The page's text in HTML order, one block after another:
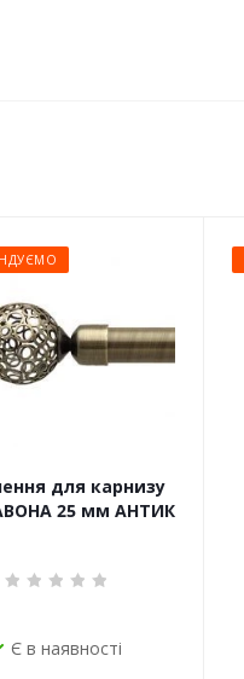
для карнизу
25 мм АНТИК
Є в наявності